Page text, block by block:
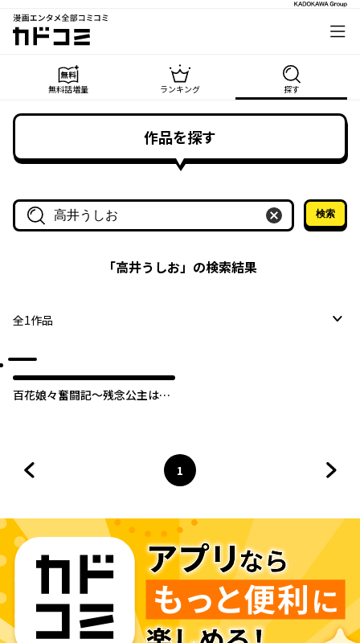
漫画エンタメ全部コミコミ
カドコミ
無料話増量 ランキング 探す
作品を探す
作品名・作家名で探す
検索
「高井うしお」の検索結果
全1作品
百花娘々奮闘記～残念公主は天
ページ
1
へ